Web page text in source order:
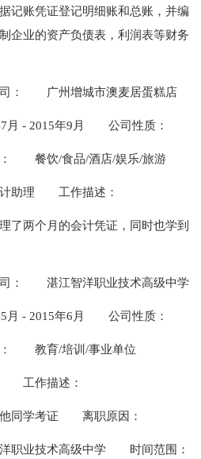
记账凭证登记明细账和总账，并编
企业的资产负债表，利润表等财务
： 广州增城市澳麦居蛋糕店
月 - 2015年9月 公司性质：
餐饮/食品/酒店/娱乐/旅游
助理 工作描述：
了两个月的会计凭证，同时也学到
： 湛江智洋职业技术高级中学
月 - 2015年6月 公司性质：
教育/培训/事业单位
工作描述：
同学考证 离职原因：
职业技术高级中学 时间范围：